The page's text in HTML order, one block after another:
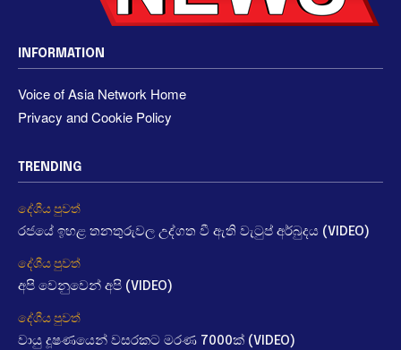
INFORMATION
Voice of Asia Network Home
Privacy and Cookie Policy
TRENDING
දේශීය පුවත්
රජයේ ඉහළ තනතුරුවල උද්ගත වී ඇති වැටුප් අර්බුදය (VIDEO)
දේශීය පුවත්
අපි වෙනුවෙන් අපි (VIDEO)
දේශීය පුවත්
වායු දූෂණයෙන් වසරකට මරණ 7000ක් (VIDEO)